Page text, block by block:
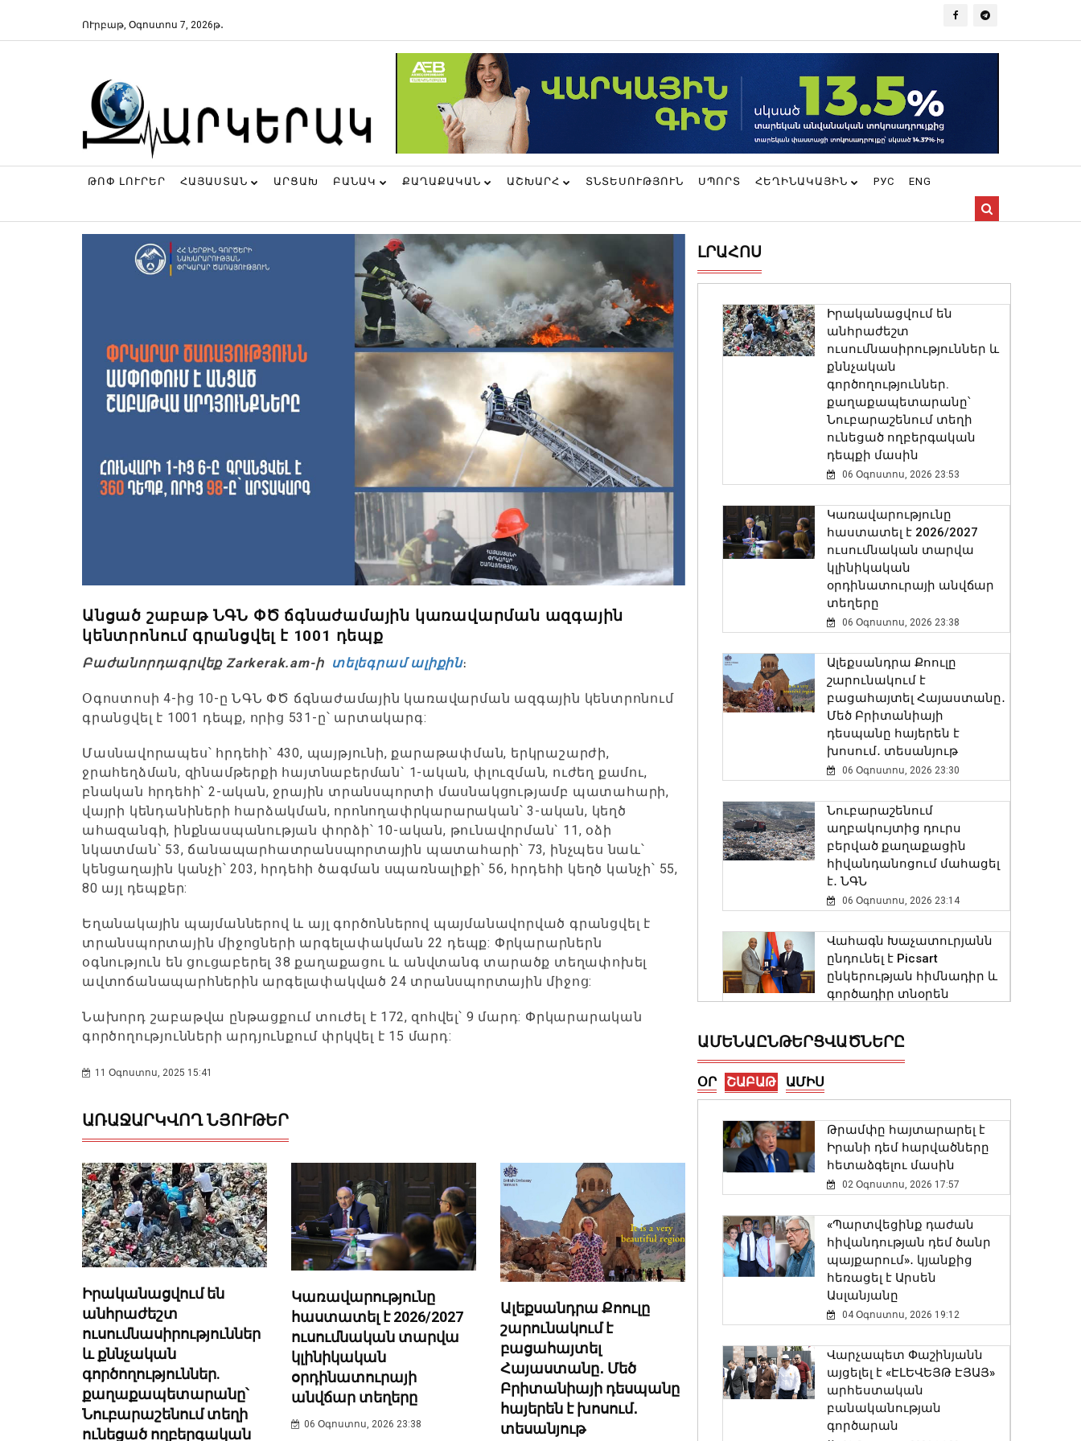
ՈՒրբաթ, Օգոստոս 7, 2026թ․
ԹՈՓ ԼՈՒՐԵՐ ՀԱՅԱՍՏԱՆ ԱՐՑԱԽ ԲԱՆԱԿ ՔԱՂԱՔԱԿԱՆ ԱՇԽԱՐՀ ՏՆՏԵՍՈՒԹՅՈՒՆ ՍՊՈՐՏ ՀԵՂԻՆԱԿԱՅԻՆ РУС ENG
Անցած շաբաթ ՆԳՆ ՓԾ ճգնաժամային կառավարման ազգային
կենտրոնում գրանցվել է 1001 դեպք
Բաժանորդագրվեք Zarkerak.am-ի տելեգրամ ալիքին։
Օգոստոսի 4-ից 10-ը ՆԳՆ ՓԾ ճգնաժամային կառավարման ազգային կենտրոնում
գրանցվել է 1001 դեպք, որից 531-ը՝ արտակարգ:
Մասնավորապես՝ հրդեհի՝ 430, պայթյունի, քարաթափման, երկրաշարժի,
ջրահեղձման, զինամթերքի հայտնաբերման` 1-ական, փլուզման, ուժեղ քամու,
բնական հրդեհի՝ 2-ական, ջրային տրանսպորտի մասնակցությամբ պատահարի,
վայրի կենդանիների հարձակման, որոնողափրկարարական՝ 3-ական, կեղծ
ահազանգի, ինքնասպանության փորձի՝ 10-ական, թունավորման` 11, օձի
նկատման՝ 53, ճանապարհատրանսպորտային պատահարի՝ 73, ինչպես նաև՝
կենցաղային կանչի՝ 203, հրդեհի ծագման սպառնալիքի՝ 56, հրդեհի կեղծ կանչի՝ 55,
80 այլ դեպքեր:
Եղանակային պայմաններով և այլ գործոններով պայմանավորված գրանցվել է
տրանսպորտային միջոցների արգելափակման 22 դեպք: Փրկարարներն
օգնություն են ցուցաբերել 38 քաղաքացու և անվտանգ տարածք տեղափոխել
ավտոճանապարհներին արգելափակված 24 տրանսպորտային միջոց:
Նախորդ շաբաթվա ընթացքում տուժել է 172, զոհվել՝ 9 մարդ: Փրկարարական
գործողությունների արդյունքում փրկվել է 15 մարդ:
11 Օգոստոս, 2025 15:41
ԱՌԱՋԱՐԿՎՈՂ ՆՅՈՒԹԵՐ
Իրականացվում են
անհրաժեշտ
ուսումնասիրություններ
և քննչական
գործողություններ.
քաղաքապետարանը՝
Նուբարաշենում տեղի
ունեցած ողբերգական
Կառավարությունը
հաստատել է 2026/2027
ուսումնական տարվա
կլինիկական
օրդինատուրայի
անվճար տեղերը
06 Օգոստոս, 2026 23:38
Ալեքսանդրա Քոուլը
շարունակում է
բացահայտել
Հայաստանը․ Մեծ
Բրիտանիայի դեսպանը
հայերեն է խոսում․
տեսանյութ
ԼՐԱՀՈՍ
Իրականացվում են
անհրաժեշտ
ուսումնասիրություններ և
քննչական
գործողություններ.
քաղաքապետարանը՝
Նուբարաշենում տեղի
ունեցած ողբերգական
դեպքի մասին
06 Օգոստոս, 2026 23:53
Կառավարությունը
հաստատել է 2026/2027
ուսումնական տարվա
կլինիկական
օրդինատուրայի անվճար
տեղերը
06 Օգոստոս, 2026 23:38
Ալեքսանդրա Քոուլը
շարունակում է
բացահայտել Հայաստանը․
Մեծ Բրիտանիայի
դեսպանը հայերեն է
խոսում․ տեսանյութ
06 Օգոստոս, 2026 23:30
Նուբարաշենում
աղբակույտից դուրս
բերված քաղաքացին
հիվանդանոցում մահացել
է․ ՆԳՆ
06 Օգոստոս, 2026 23:14
Վահագն Խաչատուրյանն
ընդունել է Picsart
ընկերության հիմնադիր և
գործադիր տնօրեն
հարևանությամբ գտնվող
աղբավայրում
06 Օգոստոս, 2026 22:33
փրկարարները վարորդին
դուրս են բերել
արգելափակումից
06 Օգոստոս, 2026 22:09
Փոփոխություններ են
ավտոբուսային
երթուղիներում
06 Օգոստոս, 2026 21:47
ԱԳ փոխնախարարը
ԱՄԵՆԱԸՆԹԵՐՑՎԱԾՆԵՐԸ
ՕՐ ՇԱԲԱԹ ԱՄԻՍ
Թրամփը հայտարարել է
Իրանի դեմ հարվածները
հետաձգելու մասին
02 Օգոստոս, 2026 17:57
«Պարտվեցինք դաժան
հիվանդության դեմ ծանր
պայքարում»․ կյանքից
հեռացել է Արսեն
Ասլանյանը
04 Օգոստոս, 2026 19:12
Վարչապետ Փաշինյանն
այցելել է «ԷԼԵՎԵՅԹ ԷՅԱՅ»
արհեստական
բանականության
գործարան